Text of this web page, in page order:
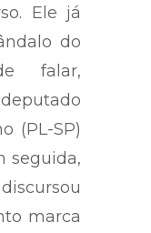
Ele já
do
falar,
(PL-SP)
seguida,